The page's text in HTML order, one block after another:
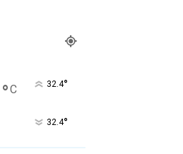
°C 32.4°
32.4°